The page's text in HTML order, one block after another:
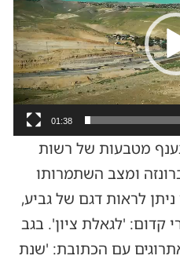
01:38
בענף מטבעות של רשות
ומצב השתמרותו
לראות דגם של גביע,
קדום: 'לגאלת ציון'. בגב
עם הכתובת: 'שנת